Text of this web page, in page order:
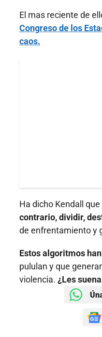
El mas reciente de
Congreso de los
caos.
Ha dicho Kendall
contrario, dividir,
de enfrentamiento y
Estos algoritmos
pululan y que
violencia. ¿Les